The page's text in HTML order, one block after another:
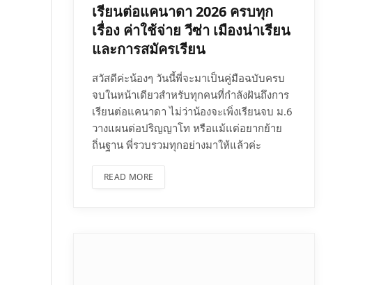
เรียนต่อแคนาดา 2026 ครบทุก
เรื่อง ค่าใช้จ่าย วีซ่า เมืองน่าเรียน
และการสมัครเรียน
สวัสดีค่ะน้องๆ วันนี้พี่จะมาเป็นคู่มือฉบับครบ
จบในหน้าเดียวสำหรับทุกคนที่กำลังฝันถึงการ
เรียนต่อแคนาดา ไม่ว่าน้องจะเพิ่งเรียนจบ ม.6
วางแผนต่อปริญญาโท หรือแม้แต่อยากย้าย
ถิ่นฐาน พี่รวบรวมทุกอย่างมาให้แล้วค่ะ
READ MORE